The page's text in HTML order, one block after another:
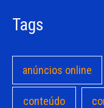
Tags
anúncios online
conteúdo